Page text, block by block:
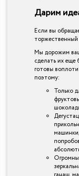
Дарим
Если вы
Мы дорожим
сделать их
готовы
поэтому:
Только